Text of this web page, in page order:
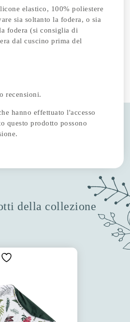
elastico, 100% poliestere
sia soltanto la fodera, o sia
fodera (si consiglia di
dal cuscino prima del
recensioni.
hanno effettuato l'accesso
questo prodotto possono
della collezione